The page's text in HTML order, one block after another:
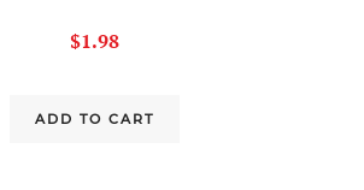
$1.98
ADD TO CART